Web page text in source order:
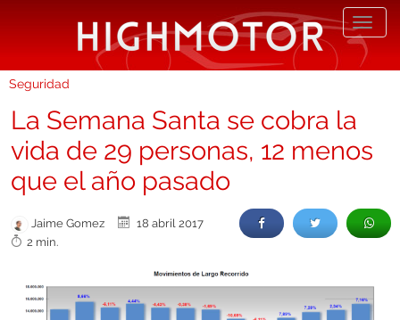
Seguridad
La Semana Santa se cobra la
vida de 29 personas, 12 menos
que el año pasado
Jaime Gomez
18 abril 2017
2 min.